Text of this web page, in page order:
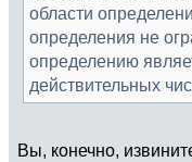
области
определения не
определению
действительных
Вы, конечно,